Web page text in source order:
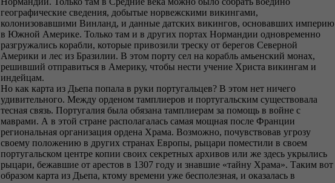
географические сведения, добытые норвежскими викингами,
колонизовавшими Винланд, и данные датских викингов, основавших империю
в Южной Америке. Только там и в других портах Нормандии одновременно
разгружались корабли, которые привозили треску от берегов Северной
Америки и лес из Бразилии. В этом порту сел на корабль амьенский монах,
решивший отправиться в Америку, чтобы нести учение Христа викингам и
индейцам.
Но как карта из Дьепа попала в руки португальцев? В этом нет ничего
удивительного. Между орденом тамплиеров и португальским существовала
тесная связь. Португалия была обязана тамплиерам за помощь в войне с
маврами. А в этой стране располагалась самая мощная после Франции
региональная организация ордена Храма. Возможно, почувствовав угрозу
своему положению в других странах Европы, рыцари поместили в своем
португальском центре копии своих секретных архивов или же здесь укрылись
рыцари, бежавшие от арестов в 1307 году и знавшие «тайну Храма». Таким вот
образом карта из Дьепа, ктому времени уже бесполезная, и оказалась в